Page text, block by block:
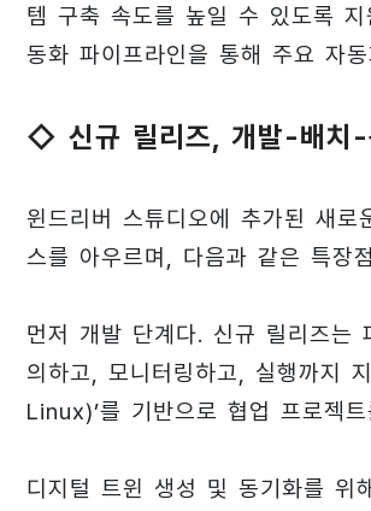
템 구축 속도를 높일 수 있도록
동화 파이프라인을 통해 주요 자
◇ 신규 릴리즈, 개발-배치-
윈드리버 스튜디오에 추가된 새
스를 아우르며, 다음과 같은 특장
먼저 개발 단계다. 신규 릴리즈는
의하고, 모니터링하고, 실행까지
Linux)’를 기반으로 협업 프로젝
디지털 트윈 생성 및 동기화를